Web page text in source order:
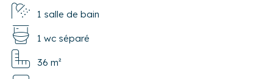
1 salle de bain
1 wc séparé
36 m²